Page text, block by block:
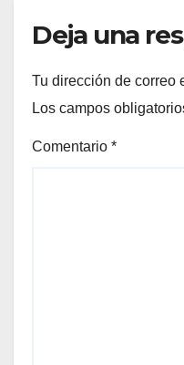
Deja una
Tu dirección de correo
Los campos
Comentario *